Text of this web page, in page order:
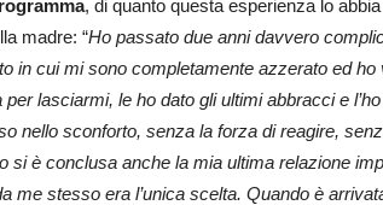
, di quanto questa esperienza lo
madre: “Ho passato due anni davvero
in cui mi sono completamente azzerato ed
lasciarmi, le ho dato gli ultimi abbracci e
nello sconforto, senza la forza di reagire,
si è conclusa anche la mia ultima relazione
me stesso era l’unica scelta. Quando è